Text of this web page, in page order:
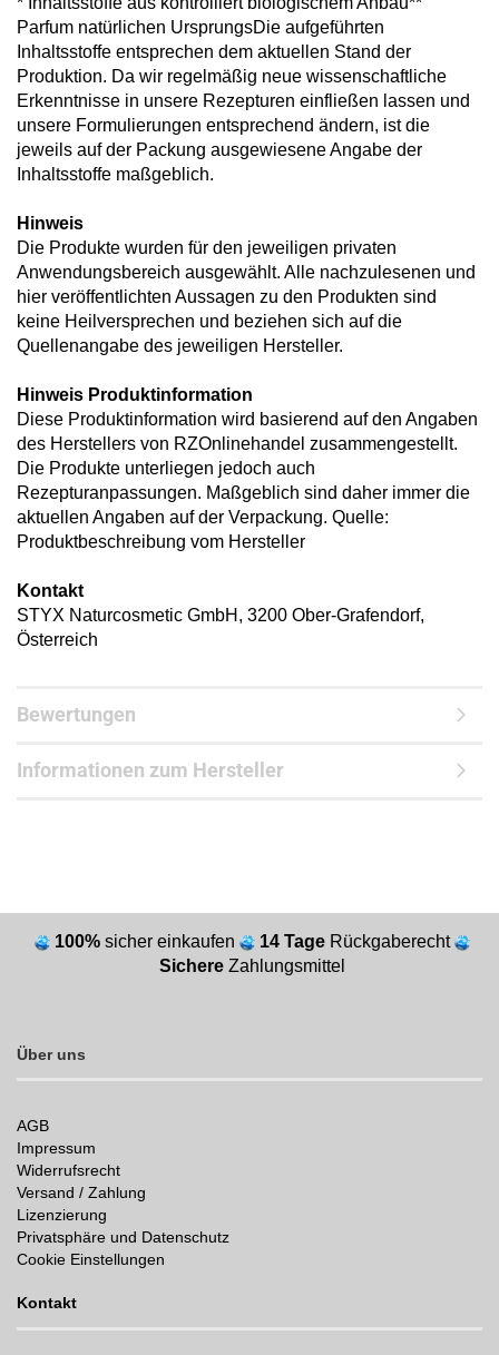
Parfum natürlichen UrsprungsDie aufgeführten
Inhaltsstoffe entsprechen dem aktuellen Stand der
Produktion. Da wir regelmäßig neue wissenschaftliche
Erkenntnisse in unsere Rezepturen einfließen lassen und
unsere Formulierungen entsprechend ändern, ist die
jeweils auf der Packung ausgewiesene Angabe der
Inhaltsstoffe maßgeblich.
Hinweis
Die Produkte wurden für den jeweiligen privaten
Anwendungsbereich ausgewählt. Alle nachzulesenen und
hier veröffentlichten Aussagen zu den Produkten sind
keine Heilversprechen und beziehen sich auf die
Quellenangabe des jeweiligen Hersteller.
Hinweis Produktinformation
Diese Produktinformation wird basierend auf den Angaben
des Herstellers von RZOnlinehandel zusammengestellt.
Die Produkte unterliegen jedoch auch
Rezepturanpassungen. Maßgeblich sind daher immer die
aktuellen Angaben auf der Verpackung. Quelle:
Produktbeschreibung vom Hersteller
Kontakt
STYX Naturcosmetic GmbH, 3200 Ober-Grafendorf,
Österreich
Bewertungen
Informationen zum Hersteller
100% sicher einkaufen 14 Tage Rückgaberecht
Sichere Zahlungsmittel
Über uns
AGB
Impressum
Widerrufsrecht
Versand / Zahlung
Lizenzierung
Privatsphäre und Datenschutz
Cookie Einstellungen
Kontakt